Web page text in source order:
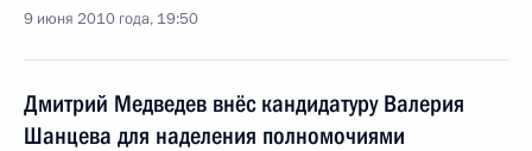
9 июня 2010 года, 19:50
Дмитрий Медведев внёс кандидатуру Валерия
Шанцева для наделения полномочиями